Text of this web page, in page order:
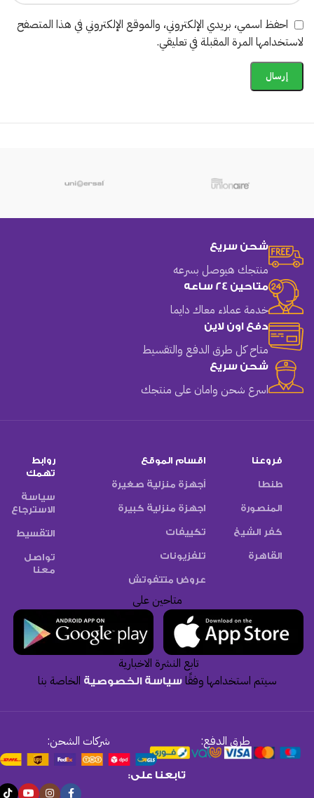
احفظ اسمي، بريدي الإلكتروني، والموقع الإلكتروني في هذا المتصفح
لاستخدامها المرة المقبلة في تعليقي.
شحن سريع
منتجك هيوصل بسرعه
متاحين 24 ساعه
خدمة عملاء معاك دايما
دفع اون لاين
متاح كل طرق الدفع والتقسيط
شحن سريع
اسرع شحن وامان على منتجك
فروعنا
طنطا
المنصورة
كفر الشيخ
القاهرة
اقسام الموقع
أجهزة منزلية صغيرة
اجهزة منزلية كبيرة
تكييفات
تلفزيونات
عروض متتفوتش
روابط
تهمك
سياسة
الاسترجاع
التقسيط
تواصل
معنا
متاحين على
تابع النشرة الاخبارية
سيتم استخدامها وفقًاسياسة الخصوصية الخاصة بنا
طرق الدفع: شركات الشحن:
تابعنا على: